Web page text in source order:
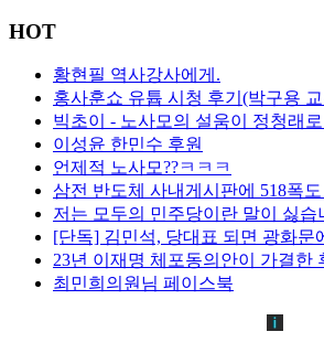
HOT
황현필 역사강사에게.
홍사훈쇼 유튭 시청 후기(박구용
빅초이 - 노사모의 설움이 정청래
이성윤 한민수 후원
언제적 노사모??ㅋㅋㅋ
삼전 반도체 사내게시판에 518폭
저는 모두의 민주당이란 말이 싫습
[단독] 김민석, 당대표 되면 광화문
23년 이재명 체포동의안이 가결한
최민희의원님 페이스북